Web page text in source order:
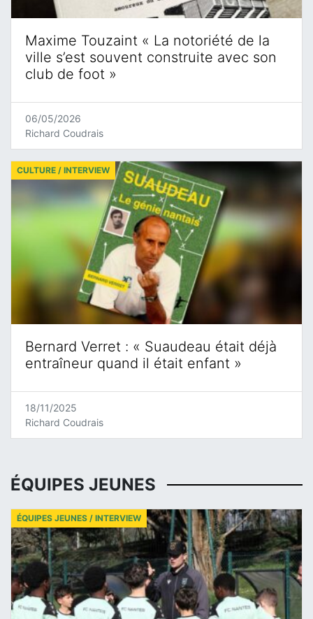
Maxime Touzaint « La notoriété de la
ville s’est souvent construite avec son
club de foot »
06/05/2026
Richard Coudrais
Bernard Verret : « Suaudeau était déjà
entraîneur quand il était enfant »
CULTURE / INTERVIEW
18/11/2025
Richard Coudrais
ÉQUIPES JEUNES
ÉQUIPES JEUNES / INTERVIEW